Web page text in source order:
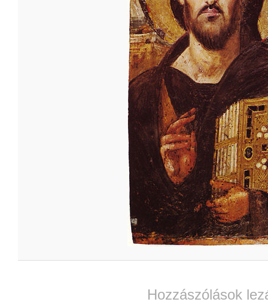
Hozzászólások